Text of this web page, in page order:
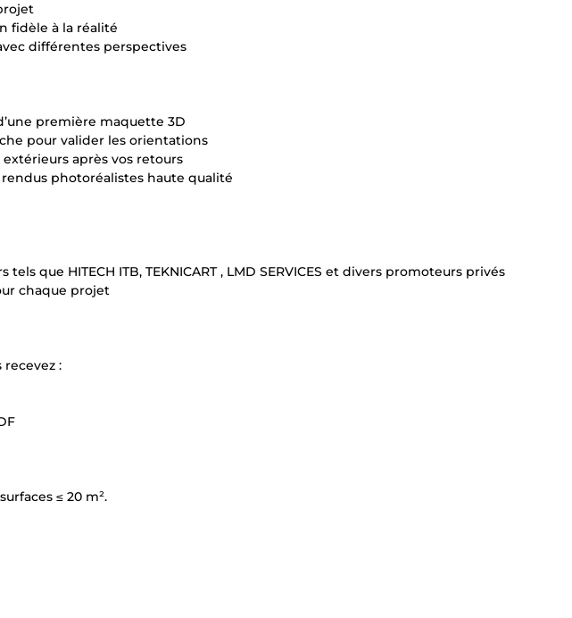
fidèle à la réalité
différentes perspectives
première maquette 3D
pour valider les orientations
après vos retours
photoréalistes haute qualité
que HITECH ITB, TEKNICART , LMD SERVICES et divers promoteurs privés
chaque projet
recevez :
≤ 20 m².